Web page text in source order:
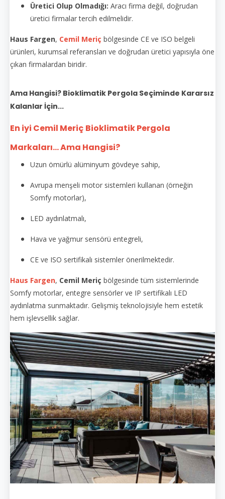
Üretici Olup Olmadığı: Aracı firma değil, doğrudan
üretici firmalar tercih edilmelidir.
Haus Fargen, Cemil Meriç bölgesinde CE ve ISO belgeli
ürünleri, kurumsal referansları ve doğrudan üretici yapısıyla öne
çıkan firmalardan biridir.
Ama Hangisi? Bioklimatik Pergola Seçiminde Kararsız
Kalanlar İçin...
En iyi Cemil Meriç Bioklimatik Pergola
Markaları... Ama Hangisi?
Uzun ömürlü alüminyum gövdeye sahip,
Avrupa menşeli motor sistemleri kullanan (örneğin
Somfy motorlar),
LED aydınlatmalı,
Hava ve yağmur sensörü entegreli,
CE ve ISO sertifikalı sistemler önerilmektedir.
Haus Fargen, Cemil Meriç bölgesinde tüm sistemlerinde
Somfy motorlar, entegre sensörler ve IP sertifikalı LED
aydınlatma sunmaktadır. Gelişmiş teknolojisiyle hem estetik
hem işlevsellik sağlar.